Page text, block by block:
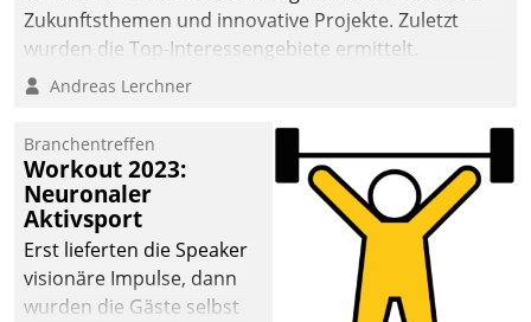
Zukunftsthemen und innovative Projekte. Zuletzt
wurden die Top-Interessengebiete ermittelt.
Andreas Lerchner
Branchentreffen
Workout 2023:
Neuronaler
Aktivsport
Erst lieferten die Speaker
visionäre Impulse, dann
wurden die Gäste selbst